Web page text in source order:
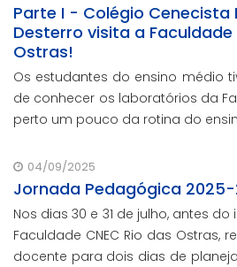
Parte I - Colégio Cenecista
Desterro visita a Faculdade
Ostras!
Os estudantes do ensino médio
de conhecer os laboratórios da
perto um pouco da rotina do
04/09/2025
Jornada Pedagógica
Nos dias 30 e 31 de julho, antes
Faculdade CNEC Rio das Ostras,
docente para dois dias de